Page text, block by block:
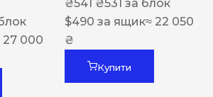
27 000
₴541 ₴531 за блок
$490 за ящик≈ 22 050
₴
Купити